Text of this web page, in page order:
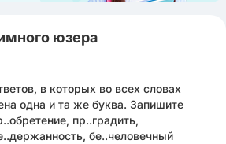
юзера
в которых во всех словах
одна и та же буква. Запишите
пр..градить,
бе..человечный